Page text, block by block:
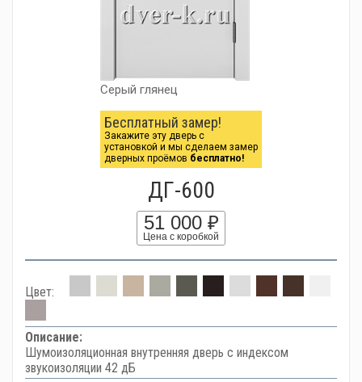
Серый глянец
Бесплатный замер!
Закажите эту дверь с
установкой и мы сделаем замер
дверных проёмов бесплатно!
ДГ-600
51 000 ₽
Цена с коробкой
Цвет:
Описание:
Шумоизоляционная внутренняя дверь с индексом
звукоизоляции 42 дБ